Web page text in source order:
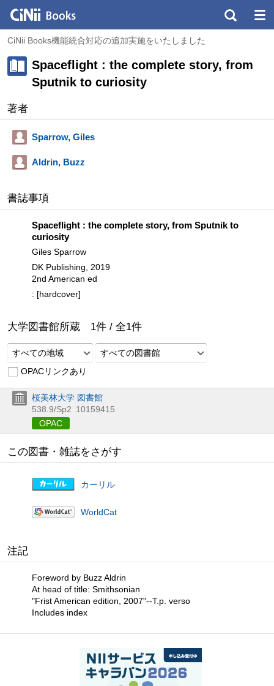
CiNii Books機能統合対応の追加実施をいたしました
Spaceflight : the complete story, from
Sputnik to curiosity
著者
Sparrow, Giles
Aldrin, Buzz
書誌事項
Spaceflight : the complete story, from Sputnik to
curiosity
Giles Sparrow
DK Publishing, 2019
2nd American ed
: [hardcover]
大学図書館所蔵 1件 / 全1件
すべての地域
すべての図書館
OPACリンクあり
桜美林大学 図書館
538.9/Sp2 10159415
OPAC
この図書・雑誌をさがす
カーリル
WorldCat
注記
Foreword by Buzz Aldrin
At head of title: Smithsonian
"Frist American edition, 2007"--T.p. verso
Includes index